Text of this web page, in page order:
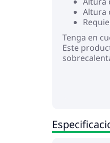
Altura
Tenga en
Este